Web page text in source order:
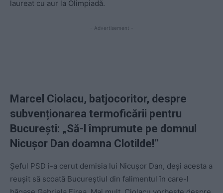
laureat cu aur la Olimpiadă.
- Advertisement -
Marcel Ciolacu, batjocoritor, despre
subvenționarea termoficării pentru
București: „Să-l împrumute pe domnul
Nicușor Dan doamna Clotilde!”
Șeful PSD i-a cerut demisia lui Nicușor Dan, deși acesta a
reușit să scoată Bucureștiul din falimentul în care-l